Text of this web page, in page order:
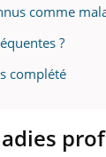
comme
?
complété